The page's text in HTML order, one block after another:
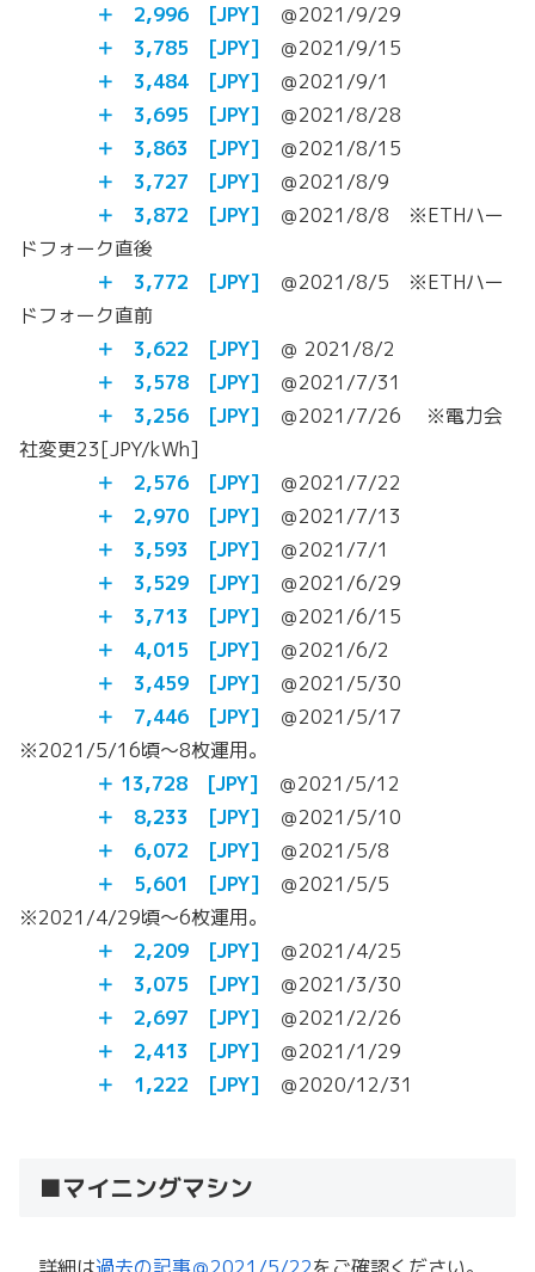
＋ 2,996 [JPY] ＠2021/9/29
＋ 3,785
[JPY] ＠2021/9/15
＋ 3,484
[JPY] ＠2021/9/1
＋ 3,695
[JPY] ＠2021/8/28
＋ 3,863 [JPY] ＠2021/8/15
＋ 3,727 [JPY] ＠2021/8/9
＋ 3,872 [JPY] ＠2021/8/8 ※ETHハー
ドフォーク直後
＋ 3,772 [JPY] ＠2021/8/5 ※ETHハー
ドフォーク直前
＋ 3,622 [JPY] ＠ 2021/8/2
＋ 3,578 [JPY] ＠2021/7/31
＋ 3,256 [JPY] ＠2021/7/26 ※電力会
社変更23[JPY/kWh]
＋ 2,576 [JPY] ＠2021/7/22
＋ 2,970 [JPY] ＠2021/7/13
＋ 3,593 [JPY] ＠2021/7/1
＋ 3,529 [JPY] ＠2021/6/29
＋ 3,713 [JPY] ＠2021/6/15
＋ 4,015 [JPY] ＠2021/6/2
＋ 3,459 [JPY] ＠2021/5/30
＋
7,446 [JPY] ＠2021/5/17
※2021/5/16頃～8枚運用。
＋ 13,728 [JPY] ＠2021/5/12
＋ 8,233 [JPY] ＠2021/5/10
＋ 6,072 [JPY] ＠2021/5/8
＋ 5,601 [JPY] ＠2021/5/5
※2021/4/29頃～6枚運用。
＋ 2,209 [JPY] ＠2021/4/25
＋ 3,075 [JPY] ＠2021/3/30
＋ 2,697 [JPY] ＠2021/2/26
＋ 2,413 [JPY] ＠2021/1/29
＋ 1,222 [JPY] ＠2020/12/31
■マイニングマシン